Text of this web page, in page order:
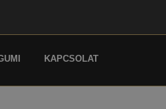
KAPCSOLAT